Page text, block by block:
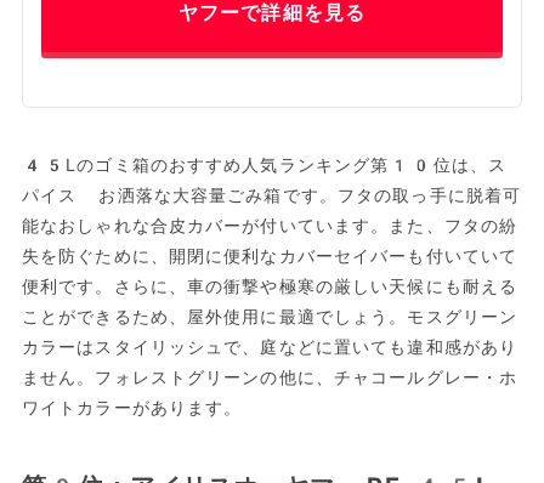
ヤフーで詳細を見る
45Lのゴミ箱のおすすめ人気ランキング第10位は、ス
パイス お洒落な大容量ごみ箱です。フタの取っ手に脱着可
能なおしゃれな合皮カバーが付いています。また、フタの紛
失を防ぐために、開閉に便利なカバーセイバーも付いていて
便利です。さらに、車の衝撃や極寒の厳しい天候にも耐える
ことができるため、屋外使用に最適でしょう。モスグリーン
カラーはスタイリッシュで、庭などに置いても違和感があり
ません。フォレストグリーンの他に、チャコールグレー・ホ
ワイトカラーがあります。